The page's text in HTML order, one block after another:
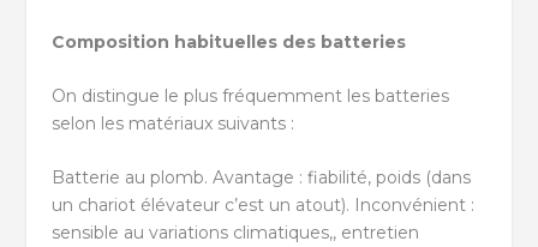
Composition habituelles des batteries
On distingue le plus fréquemment les batteries
selon les matériaux suivants :
Batterie au plomb. Avantage : fiabilité, poids (dans
un chariot élévateur c’est un atout). Inconvénient :
sensible au variations climatiques,, entretien